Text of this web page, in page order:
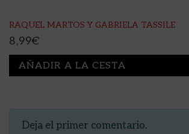
RAQUEL MARTOS Y GABRIELA TASSILE
8,99€
AÑADIR A LA CESTA
Deja el primer comentario.